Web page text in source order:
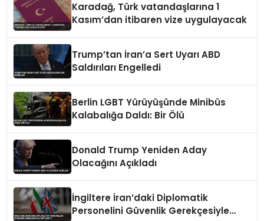
Karadağ, Türk vatandaşlarına 1
Kasım’dan itibaren vize uygulayacak
Trump’tan İran’a Sert Uyarı ABD
Saldırıları Engelledi
Berlin LGBT Yürüyüşünde Minibüs
Kalabalığa Daldı: Bir Ölü
Donald Trump Yeniden Aday
Olacağını Açıkladı
İngiltere İran’daki Diplomatik
Personelini Güvenlik Gerekçesiyle